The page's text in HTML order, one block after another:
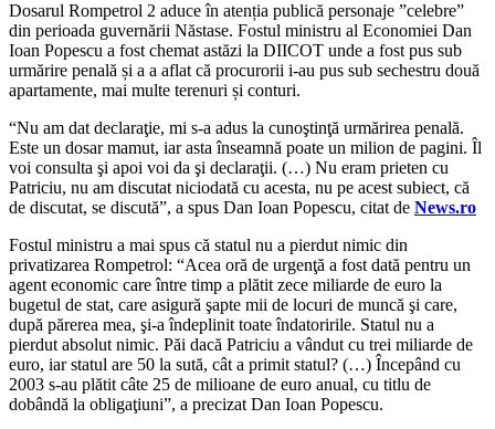
Dosarul Rompetrol 2 aduce în atenția publică personaje ”celebre”
din perioada guvernării Năstase. Fostul ministru al Economiei Dan
Ioan Popescu a fost chemat astăzi la DIICOT unde a fost pus sub
urmărire penală și a a aflat că procurorii i-au pus sub sechestru două
apartamente, mai multe terenuri și conturi.
“Nu am dat declaraţie, mi s-a adus la cunoştinţă urmărirea penală.
Este un dosar mamut, iar asta înseamnă poate un milion de pagini. Îl
voi consulta şi apoi voi da şi declaraţii. (…) Nu eram prieten cu
Patriciu, nu am discutat niciodată cu acesta, nu pe acest subiect, că
de discutat, se discută”, a spus Dan Ioan Popescu, citat de News.ro
Fostul ministru a mai spus că statul nu a pierdut nimic din
privatizarea Rompetrol: “Acea oră de urgenţă a fost dată pentru un
agent economic care între timp a plătit zece miliarde de euro la
bugetul de stat, care asigură şapte mii de locuri de muncă şi care,
după părerea mea, şi-a îndeplinit toate îndatoririle. Statul nu a
pierdut absolut nimic. Păi dacă Patriciu a vândut cu trei miliarde de
euro, iar statul are 50 la sută, cât a primit statul? (…) Începând cu
2003 s-au plătit câte 25 de milioane de euro anual, cu titlu de
dobândă la obligaţiuni”, a precizat Dan Ioan Popescu.